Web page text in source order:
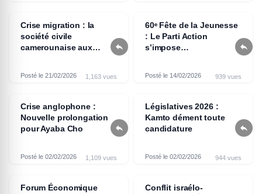
Crise migration : la
société civile
camerounaise aux
sommet Afrique - France
Posté le 21/02/2026 1,163 vues

60ᵉ Fête de la Jeunesse
: Le Parti Action
s’impose
Posté le 14/02/2026 939 vues

Crise anglophone :
Nouvelle prolongation
pour Ayaba Cho
Posté le 02/02/2026 1,109 vues

Législatives 2026 :
Kamto dément toute
candidature
Posté le 02/02/2026 944 vues

Forum Économique
Conflit israélo-